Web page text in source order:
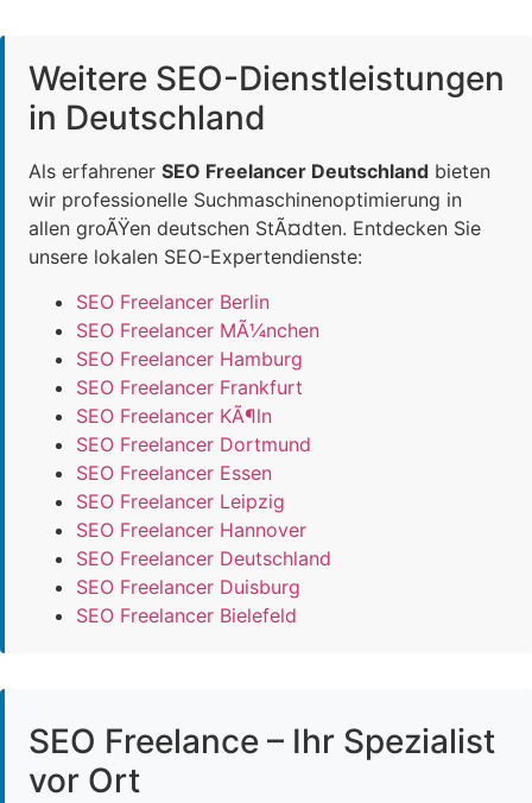
Weitere SEO-Dienstleistungen
in Deutschland
Als erfahrener SEO Freelancer Deutschland bieten
wir professionelle Suchmaschinenoptimierung in
allen groÃŸen deutschen StÃ¤dten. Entdecken Sie
unsere lokalen SEO-Expertendienste:
SEO Freelancer Berlin
SEO Freelancer MÃ¼nchen
SEO Freelancer Hamburg
SEO Freelancer Frankfurt
SEO Freelancer KÃ¶ln
SEO Freelancer Dortmund
SEO Freelancer Essen
SEO Freelancer Leipzig
SEO Freelancer Hannover
SEO Freelancer Deutschland
SEO Freelancer Duisburg
SEO Freelancer Bielefeld
SEO Freelance – Ihr Spezialist
vor Ort